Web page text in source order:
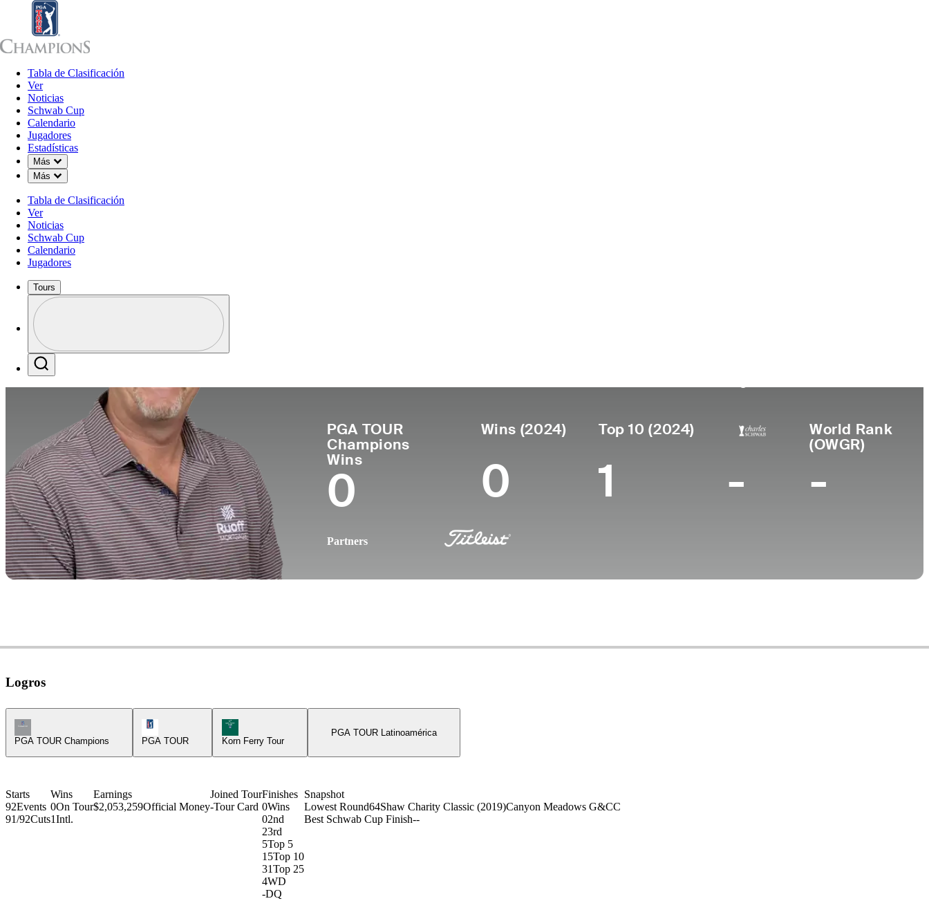
Tabla de Clasificación
Ver
Noticias
Schwab Cup
Calendario
Jugadores
Estadísticas
Más
Down Chevron
Más
Down Chevron
Tabla de Clasificación
Ver
Noticias
Schwab Cup
Calendario
Jugadores
Tours
Profile / PGA Tour Pass Logo
PGA TOUR
Champions
Wins
0
Wins (2024)
0
Top 10 (2024)
1 -
World Rank
(OWGR)
-
Partners
Logros
Champions Tour Icon
PGA TOUR Champions
PGA TOUR
Korn Ferry Tour Icon
Korn Ferry Tour
PGA TOUR Latinoamérica
Starts
92Events
91/92Cuts
Wins
0On Tour
1Intl.
Earnings
$2,053,259Official Money
Joined Tour
-Tour Card
Finishes
0Wins
02nd
23rd
5Top 5
15Top 10
31Top 25
4WD
-DQ
Snapshot
Lowest Round64Shaw Charity Classic (2019)Canyon Meadows G&CC
Best Schwab Cup Finish--